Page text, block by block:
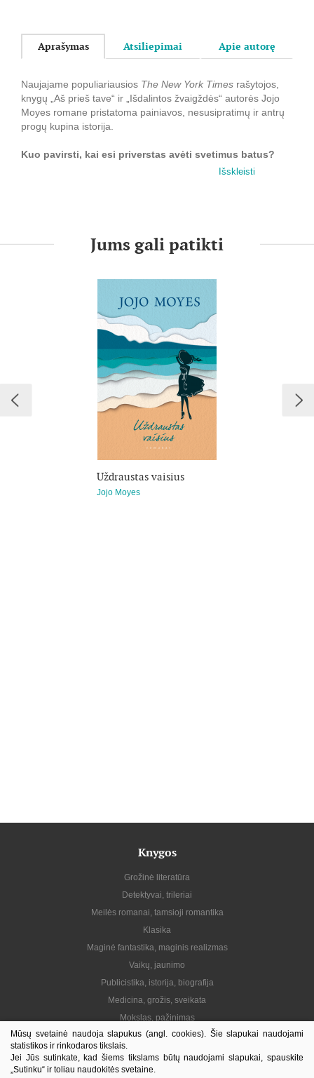
Aprašymas Atsiliepimai Apie autorę
Naujajame populiariausios The New York Times rašytojos,
knygų „Aš prieš tave“ ir „Išdalintos žvaigždės“ autorės Jojo
Moyes romane pristatoma painiavos, nesusipratimų ir antrų
progų kupina istorija.
Kuo pavirsti, kai esi priverstas avėti svetimus batus?
kolei kas Nišai tenka suktis iš paskutiniųjų — ji nebeturi nė
batų, kuriuos prieš akimirką dėvėjo.
Taip nutiko, nes Sem Kemp, atsidūrusi juodžiausiame savo
gyvenimo etape, netyčia paėmė Nišos sportinį krepšį. Tik ji
vargiai turi kada jaudintis dėl įvykusio nesusipratimo, nes lieja
prakaitą, kad nepalūžtų ir išlaikytų savo šeimą. Apsiavus
Nišos raudonus krokodilo odos Kristiano Lubuteno batelius
šešių colių aukščio kulnais Sem užlieja pasitikėjimas savimi.
Moteris suvokia, jog kažkas privalo keistis, o tas kažkas — ji
Išskirtinis Jojo Moyes humoras, nuostabus pasakojimas
ir šiluma — romanas „Svetimi batai“ pasakoja apie tai,
kaip viena smulkmena staiga gali pakeisti viską.
Išskleisti
Jums gali patikti
Uždraustas vaisius
Jojo Moyes
Knygos
Grožinė literatūra
Detektyvai, trileriai
Meilės romanai, tamsioji romantika
Klasika
Maginė fantastika, maginis realizmas
Vaikų, jaunimo
Publicistika, istorija, biografija
Medicina, grožis, sveikata
Mokslas, pažinimas
Praktinė, gyvenimo būdas
Lietuvių autoriai
El. knygos
Mūsų svetainė naudoja slapukus (angl. cookies). Šie slapukai naudojami
statistikos ir rinkodaros tikslais.
Jei Jūs sutinkate, kad šiems tikslams būtų naudojami slapukai, spauskite
„Sutinku“ ir toliau naudokitės svetaine.